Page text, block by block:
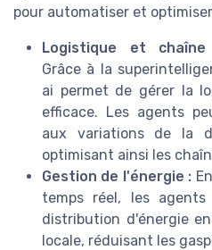
pour automatiser et
Logistique et chaîne
Grâce à la
ai permet de gérer la
efficace. Les agents
aux variations de la
optimisant ainsi les
Gestion de l'énergie :
temps réel, les
distribution d'énergie
locale, réduisant les